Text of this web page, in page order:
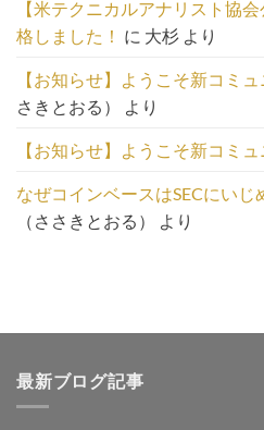
ち
ら
【米テクニカルアナリスト協
格しました！ に 大杉 より
【お知らせ】ようこそ新コミ
さきとおる）
より
【お知らせ】ようこそ新コミ
なぜコインベースはSECにいじ
（ささきとおる）
より
最新ブログ記事